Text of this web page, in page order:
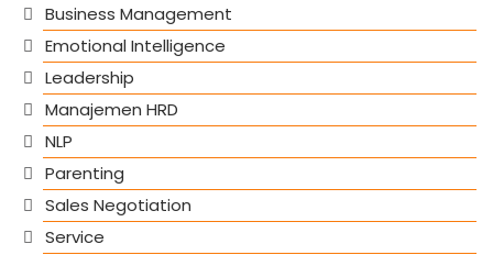
Business Management
Emotional Intelligence
Leadership
Manajemen HRD
NLP
Parenting
Sales Negotiation
Service